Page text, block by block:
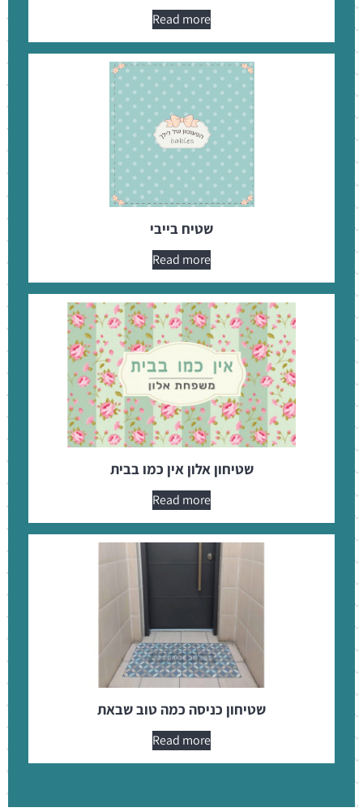
Read more
שטיח בייבי
Read more
שטיחון אלון אין כמו בבית
Read more
שטיחון כניסה כמה טוב שבאת
Read more